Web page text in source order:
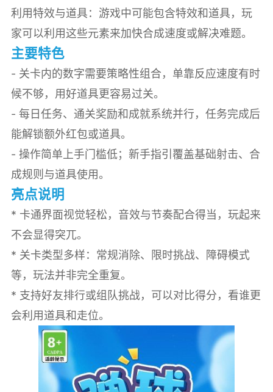
利用特效与道具：游戏中可能包含特效和道具，玩
家可以利用这些元素来加快合成速度或解决难题。
主要特色
- 关卡内的数字需要策略性组合，单靠反应速度有时
候不够，用好道具更容易过关。
- 每日任务、通关奖励和成就系统并行，任务完成后
能解锁额外红包或道具。
- 操作简单上手门槛低；新手指引覆盖基础射击、合
成规则与道具使用。
亮点说明
* 卡通界面视觉轻松，音效与节奏配合得当，玩起来
不会显得突兀。
* 关卡类型多样：常规消除、限时挑战、障碍模式
等，玩法并非完全重复。
* 支持好友排行或组队挑战，可以对比得分，看谁更
会利用道具和走位。